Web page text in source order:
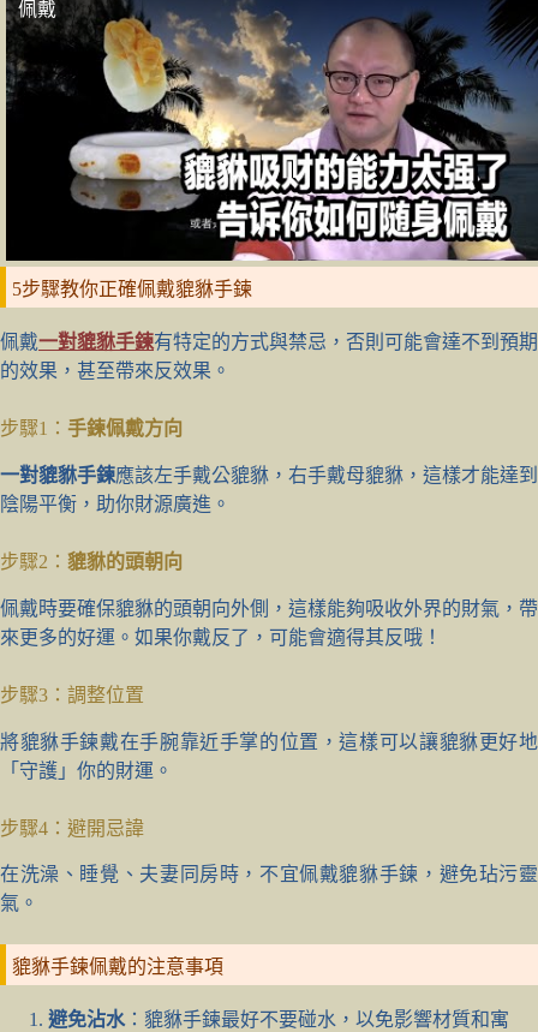
佩戴
5步驟教你正確佩戴貔貅手鍊
佩戴一對貔貅手鍊有特定的方式與禁忌，否則可能會達不到預期
的效果，甚至帶來反效果。
步驟1： 手鍊佩戴方向
一對貔貅手鍊應該左手戴公貔貅，右手戴母貔貅，這樣才能達到
陰陽平衡，助你財源廣進。
步驟2： 貔貅的頭朝向
佩戴時要確保貔貅的頭朝向外側，這樣能夠吸收外界的財氣，帶
來更多的好運。如果你戴反了，可能會適得其反哦！
步驟3：調整位置
將貔貅手鍊戴在手腕靠近手掌的位置，這樣可以讓貔貅更好地
「守護」你的財運。
步驟4：避開忌諱
在洗澡、睡覺、夫妻同房時，不宜佩戴貔貅手鍊，避免玷污靈
氣。
貔貅手鍊佩戴的注意事項
避免沾水：貔貅手鍊最好不要碰水，以免影響材質和寓